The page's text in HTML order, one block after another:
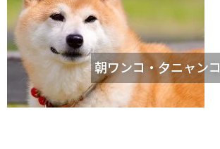
朝ワンコ・夕ニャンコ